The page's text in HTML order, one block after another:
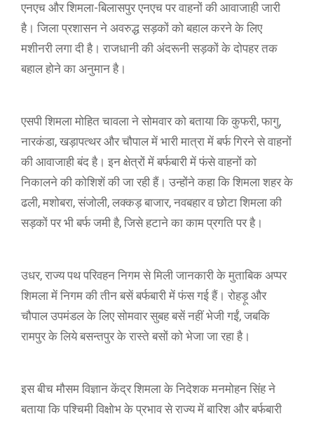
एनएच और शिमला-बिलासपुर एनएच पर वाहनों की आवाजाही जारी
है। जिला प्रशासन ने अवरुद्ध सड़कों को बहाल करने के लिए
मशीनरी लगा दी है। राजधानी की अंदरूनी सड़कों के दोपहर तक
बहाल होने का अनुमान है।
एसपी शिमला मोहित चावला ने सोमवार को बताया कि कुफरी, फागु,
नारकंडा, खड़ापत्थर और चौपाल में भारी मात्रा में बर्फ गिरने से वाहनों
की आवाजाही बंद है। इन क्षेत्रों में बर्फबारी में फंसे वाहनों को
निकालने की कोशिशें की जा रही हैं। उन्होंने कहा कि शिमला शहर के
ढली, मशोबरा, संजोली, लक्कड़ बाजार, नवबहार व छोटा शिमला की
सड़कों पर भी बर्फ जमी है, जिसे हटाने का काम प्रगति पर है।
उधर, राज्य पथ परिवहन निगम से मिली जानकारी के मुताबिक अप्पर
शिमला में निगम की तीन बसें बर्फबारी में फंस गई हैं। रोहड़ू और
चौपाल उपमंडल के लिए सोमवार सुबह बसें नहीं भेजी गईं, जबकि
रामपुर के लिये बसन्तपुर के रास्ते बसों को भेजा जा रहा है।
इस बीच मौसम विज्ञान केंद्र शिमला के निदेशक मनमोहन सिंह ने
बताया कि पश्चिमी विक्षोभ के प्रभाव से राज्य में बारिश और बर्फबारी